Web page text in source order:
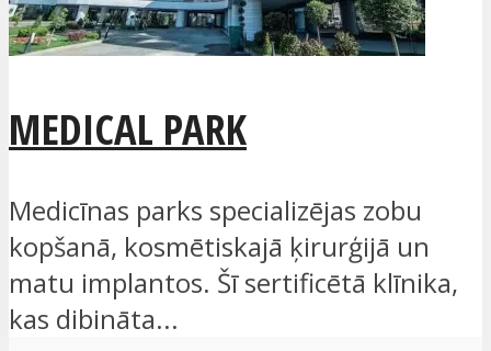
MEDICAL PARK
Medicīnas parks specializējas zobu
kopšanā, kosmētiskajā ķirurģijā un
matu implantos. Šī sertificētā klīnika,
kas dibināta...